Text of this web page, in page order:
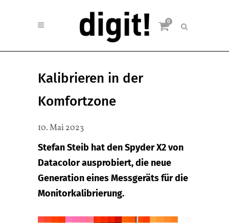
0
Kalibrieren in der
Komfortzone
10. Mai 2023
Stefan Steib hat den Spyder X2 von
Datacolor ausprobiert, die neue
Generation eines Messgeräts für die
Monitorkalibrierung.